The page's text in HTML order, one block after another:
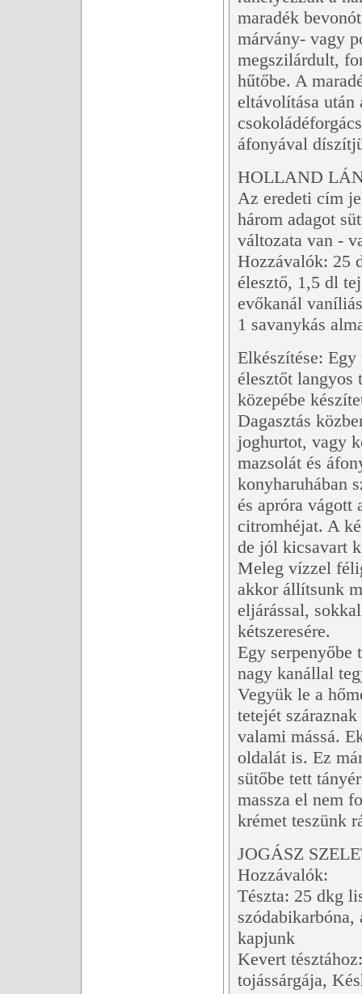
maradék
márvány- vagy
megszilárdult,
hűtőbe. A
eltávolítása
áfonyával
HOLLAND
Az eredeti cím
három adagot
változata van -
Hozzávalók: 25
élesztő, 1,5 dl
evőkanál
1 savanykás
Elkészítése:
élesztőt
közepébe
Dagasztás
joghurtot, vagy
mazsolát és
konyharuhában
és apróra vágott
citromhéjat. A
de jól kicsavart
Meleg vízzel
akkor állítsunk
eljárással,
kétszeresére.
Egy serpenyőbe
nagy kanállal
Vegyük le a
tetejét
valami mássá.
oldalát is. Ez
sütőbe tett
massza el nem
krémet teszünk
JOGÁSZ
Hozzávalók:
Tészta: 25 dkg
kapjunk
Kevert
tojássárgája,